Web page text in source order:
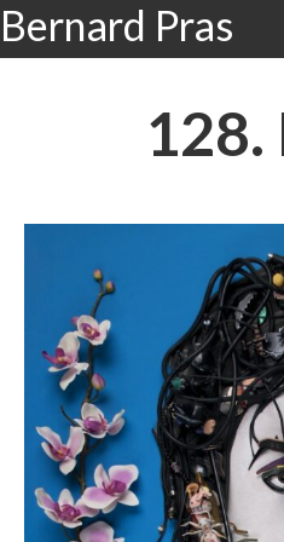
Bernard Pras
128.